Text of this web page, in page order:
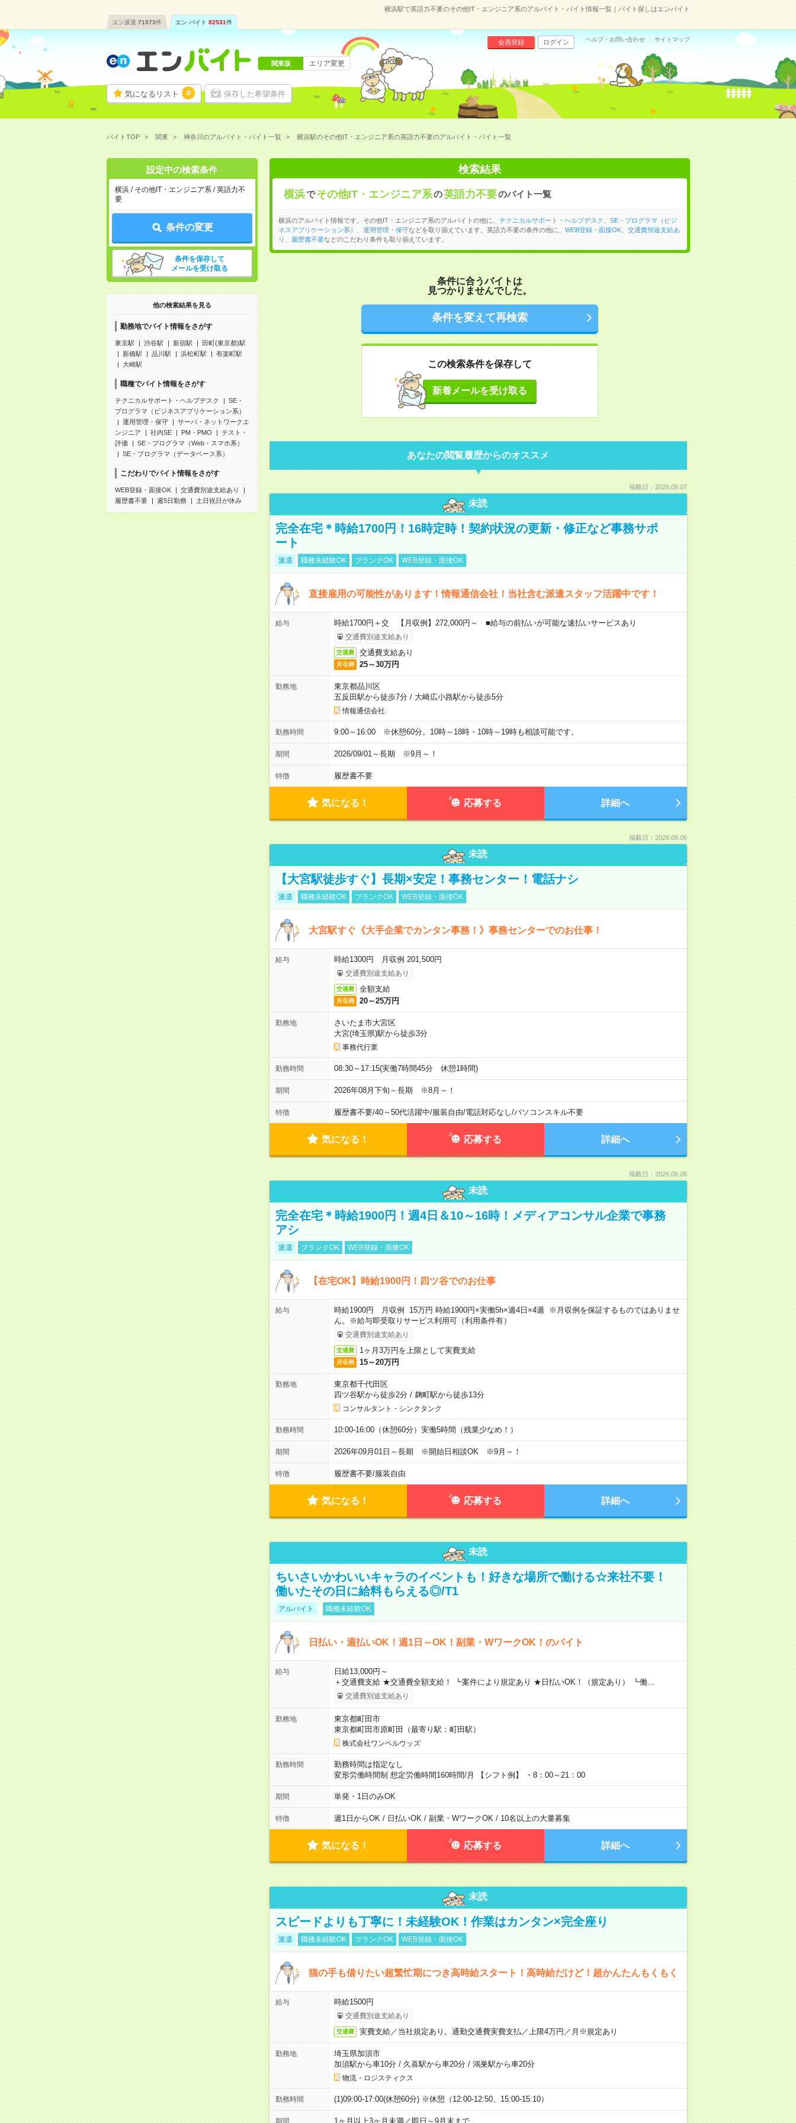
横浜駅で英語力不要のその他IT・エンジニア系のアルバイト・バイト情報一覧｜バイト探しはエンバイト
エン派遣 71573件 エン バイト 82531件
気になるリスト 0 保存した希望条件
会員登録 ログイン ヘルプ・お問い合わせ サイトマップ
関東版 エリア変更
バイトTOP 関東 神奈川のアルバイト・バイト一覧 横浜駅のその他IT・エンジニア系の英語力不要のアルバイト・バイト一覧
設定中の検索条件
横浜 / その他IT・エンジニア系 / 英語力不
要
条件の変更
条件を保存して
メールを受け取る
他の検索結果を見る
勤務地でバイト情報をさがす
東京駅 渋谷駅 新宿駅
田町(東京都)駅
新橋駅
品川駅 浜松町駅
有楽町駅
大崎駅
職種でバイト情報をさがす
テクニカルサポート・ヘルプデスク
SE・
プログラマ（ビジネスアプリケーション系）
運用管理・保守
サーバ・ネットワークエ
ンジニア
社内SE PM・PMO
テスト・
評価
SE・プログラマ（Web・スマホ系）
SE・プログラマ（データベース系）
こだわりでバイト情報をさがす
WEB登録・面接OK
交通費別途支給あり
履歴書不要
週5日勤務 土日祝日が休み
検索結果
横浜で その他IT・エンジニア系の英語力不要のバイト一覧
横浜のアルバイト情報です。その他IT・エンジニア系のアルバイトの他に、 テクニカルサポート・ヘルプデスク
SE・プログラマ（ビジ
ネスアプリケーション系）
運用管理・保守などを取り揃えています。英語力不要の条件の他に、 WEB登録・面接OK、 交通費別途支給あ
り
履歴書不要などのこだわり条件も取り揃えています。
条件に合うバイトは
見つかりませんでした。
条件を変えて再検索
この検索条件を保存して
新着メールを受け取る
あなたの閲覧履歴からのオススメ
掲載日：2026.08.07
未読
完全在宅＊時給1700円！16時定時！契約状況の更新・修正など事務サポ
ート
派遣 職種未経験OK ブランクOK WEB登録・面接OK
直接雇用の可能性があります！情報通信会社！当社含む派遣スタッフ活躍中です！
給与 時給1700円＋交 【月収例】272,000円～ ■給与の前払いが可能な速払いサービスあり
交通費別途支給あり
交通費 交通費支給あり
月収例 25～30万円
勤務地
東京都品川区
五反田駅から徒歩7分/ 大崎広小路駅から徒歩5分
情報通信会社
勤務時間 9:00～16:00 ※休憩60分。10時～18時・10時～19時も相談可能です。
期間 2026/09/01～長期 ※9月～！
特徴 履歴書不要
気になる！ 応募する 詳細へ
掲載日：2026.08.06
未読
【大宮駅徒歩すぐ】長期×安定！事務センター！電話ナシ
派遣 職種未経験OK ブランクOK WEB登録・面接OK
大宮駅すぐ《大手企業でカンタン事務！》事務センターでのお仕事！
給与 時給1300円 月収例 201,500円
交通費別途支給あり
交通費 全額支給
月収例 20～25万円
勤務地
さいたま市大宮区
大宮(埼玉県)駅から徒歩3分
事務代行業
勤務時間 08:30～17:15(実働7時間45分 休憩1時間)
期間 2026年08月下旬～長期 ※8月～！
特徴 履歴書不要/40～50代活躍中/服装自由/電話対応なし/パソコンスキル不要
気になる！ 応募する 詳細へ
掲載日：2026.08.06
未読
完全在宅＊時給1900円！週4日＆10～16時！メディアコンサル企業で事務
アシ
派遣 ブランクOK WEB登録・面接OK
【在宅OK】時給1900円！四ツ谷でのお仕事
給与
時給1900円 月収例 15万円 時給1900円×実働5h×週4日×4週 ※月収例を保証するものではありませ
ん。※給与即受取りサービス利用可（利用条件有）
交通費別途支給あり
交通費 1ヶ月3万円を上限として実費支給
月収例 15～20万円
勤務地
東京都千代田区
四ツ谷駅から徒歩2分/ 麹町駅から徒歩13分
コンサルタント・シンクタンク
勤務時間 10:00-16:00（休憩60分）実働5時間（残業少なめ！）
期間 2026年09月01日～長期 ※開始日相談OK ※9月～！
特徴 履歴書不要/服装自由
気になる！ 応募する 詳細へ
未読
ちいさいかわいいキャラのイベントも！好きな場所で働ける☆来社不要！
働いたその日に給料もらえる◎/T1
アルバイト 職種未経験OK
日払い・週払いOK！週1日～OK！副業・WワークOK！のバイト
給与
日給13,000円～
＋交通費支給 ★交通費全額支給！ ┗案件により規定あり ★日払いOK！（規定あり） ┗働…
交通費別途支給あり
勤務地
東京都町田市
東京都町田市原町田（最寄り駅：町田駅）
株式会社ワンベルウッズ
勤務時間
勤務時間は指定なし
変形労働時間制 想定労働時間160時間/月 【シフト例】 ・8：00～21：00
期間 単発・1日のみOK
特徴 週1日からOK / 日払いOK / 副業・WワークOK / 10名以上の大量募集
気になる！ 応募する 詳細へ
未読
スピードよりも丁寧に！未経験OK！作業はカンタン×完全座り
派遣 職種未経験OK ブランクOK WEB登録・面接OK
猫の手も借りたい超繁忙期につき高時給スタート！高時給だけど！超かんたんもくもく
給与 時給1500円
交通費別途支給あり
交通費 実費支給／当社規定あり。通勤交通費実費支払／上限4万円／月※規定あり
勤務地
埼玉県加須市
加須駅から車10分/ 久喜駅から車20分/ 鴻巣駅から車20分
物流・ロジスティクス
勤務時間 (1)09:00-17:00(休憩60分) ※休憩（12:00-12:50、15:00-15:10）
期間 1ヶ月以上3ヶ月未満／即日～9月末まで